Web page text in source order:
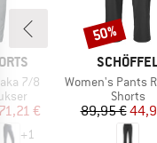
7/8
pris
€
+1
MÆRKE
Artikel
Women's Pants
Shorts
Pris
89,95 €
Rabat
50%